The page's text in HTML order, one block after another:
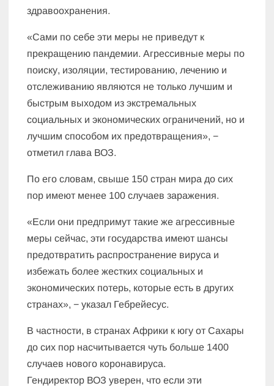
здравоохранения.
«Сами по себе эти меры не приведут к
прекращению пандемии. Агрессивные меры по
поиску, изоляции, тестированию, лечению и
отслеживанию являются не только лучшим и
быстрым выходом из экстремальных
социальных и экономических ограничений, но и
лучшим способом их предотвращения», −
отметил глава ВОЗ.
По его словам, свыше 150 стран мира до сих
пор имеют менее 100 случаев заражения.
«Если они предпримут такие же агрессивные
меры сейчас, эти государства имеют шансы
предотвратить распространение вируса и
избежать более жестких социальных и
экономических потерь, которые есть в других
странах», − указал Гебрейесус.
В частности, в странах Африки к югу от Сахары
до сих пор насчитывается чуть больше 1400
случаев нового коронавируса.
Гендиректор ВОЗ уверен, что если эти